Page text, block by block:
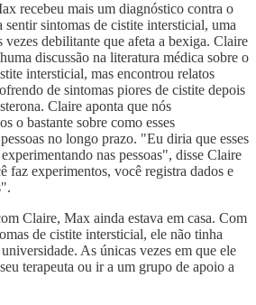
recebeu mais um diagnóstico contra o
sintomas de cistite intersticial, uma
vezes debilitante que afeta a bexiga. Claire
discussão na literatura médica sobre o
intersticial, mas encontrou relatos
de sintomas piores de cistite depois
Claire aponta que nós
o bastante sobre como esses
no longo prazo. "Eu diria que esses
nas pessoas", disse Claire
faz experimentos, você registra dados e
Claire, Max ainda estava em casa. Com
de cistite intersticial, ele não tinha
As únicas vezes em que ele
terapeuta ou ir a um grupo de apoio a